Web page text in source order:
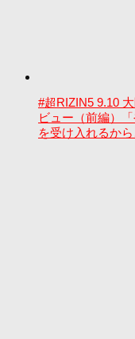
#超RIZIN5 9.10
ビュー（前編）
を受け入れるか